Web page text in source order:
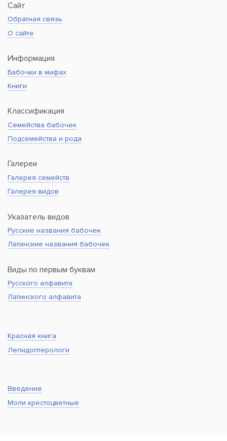
Сайт
Обратная связь
О сайте
Информация
Бабочки в мифах
Книги
Классификация
Семейства бабочек
Подсемейства и рода
Галереи
Галерея семейств
Галерея видов
Указатель видов
Русские названия бабочек
Латинские названия бабочек
Виды по первым буквам
Русского алфавита
Латинского алфавита
Красная книга
Лепидоптерологи
Введение
Моли крестоцветные